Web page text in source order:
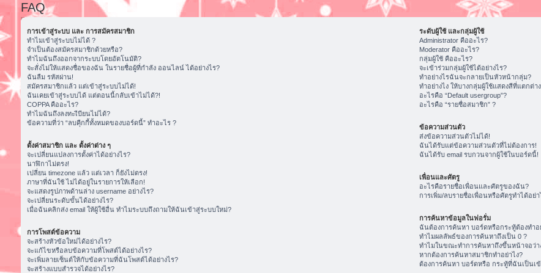
FAQ
การเข้าสู่ระบบ และ การสมัครสมาชิก
ทำไมเข้าสู่ระบบไม่ได้ ?
จำเป็นต้องสมัครสมาชิกด้วยหรือ?
ทำไมฉันถึงออกจากระบบโดยอัตโนมัติ?
จะสั่งไม่ให้แสดงชื่อของฉัน ในรายชื่อผู้ที่กำลัง ออนไลน์ ได้อย่างไร?
ฉันลืม รหัสผ่าน!
สมัครสมาชิกแล้ว แต่เข้าสู่ระบบไม่ได้!
ฉันเคยเข้าสู่ระบบได้ แต่ตอนนี้กลับเข้าไม่ได้?!
COPPA คืออะไร?
ทำไมฉันถึงลงทะเีบียนไม่ได้?
ข้อความที่ว่า “ลบคุีกกี้ทั้งหมดของบอร์ดนี้” ทำอะไร ?
ตั้งค่าสมาชิก และ ตั้งค่าต่าง ๆ
จะเปลี่ยนแปลงการตั้งค่าได้อย่างไร?
นาฬิกาไม่ตรง!
เปลี่ยน timezone แล้ว แต่เวลา ก็ยังไม่ตรง!
ภาษาที่ฉันใช้ ไม่ได้อยู่ในรายการให้เลือก!
จะแสดงรูปภาพด้านล่าง username อย่างไร?
จะเปลี่ยนระดับขั้นได้อย่างไร?
เมื่อฉันคลิกส่ง email ให้ผู้ใช้อื่น ทำไมระบบถึงถามให้ฉันเข้าสู่ระบบใหม่?
การโพสต์ข้อความ
จะสร้างหัวข้อใหม่ได้อย่างไร?
จะแก้ไขหรือลบข้อความที่โพสต์ได้อย่างไร?
จะเพิ่มลายเซ็นต์ให้กับข้อความที่ฉันโพสต์ได้อย่างไร?
จะสร้างแบบสำรวจได้อย่างไร?
ระดับผู้ใช้ และกลุ่มผู้ใช้
Administrator คืออะไร?
Moderator คืออะไร?
กลุ่มผู้ใช้ คืออะไร?
จะเข้าร่วมกลุ่มผู้ใช้ได้อย่างไร?
ทำอย่างไรฉันจะกลายเป็นหัวหน้ากลุ่ม?
ทำอย่างไง ให้บางกลุ่มผู้ใช้แสดงสีที่แตกต่า
อะไรคือ “Default usergroup”?
อะไรคือ “รายชื่อสมาชิก” ?
ข้อความส่วนตัว
ส่งข้อความส่วนตัวไม่ได้!
ฉันได้รับแต่ข้อความส่วนตัวที่ไม่ต้องการ!
ฉันได้รับ email รบกวนจากผู้ใช้ในบอร์ดนี้!
เพื่อนและศัตรู
อะไรคือรายชื่อเพื่อนและศัตรูของฉัน?
การเพิ่ม/ลบรายชื่อเพื่อนหรือศัตรูทำได้อย่า
การค้นหาข้อมูลในฟอรั่ม
ฉันต้องการค้นหา บอร์ดหรือกระทู้ต้องทำอ
ทำไมผลลัพธ์ของการค้นหาถึงเป็น 0 ?
ทำไมในขณะทำการค้นหาถึงขึ้นหน้าจอว่า
หากต้องการค้นหาสมาชิกทำอย่าไง?
ต้องการค้นหา บอร์ดหรือ กระทู้ที่ฉันเป็นเ